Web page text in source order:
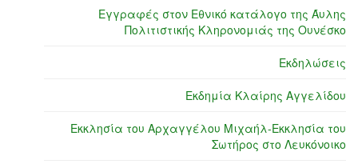
Εγγραφές στον Εθνικό κατάλογο της Άυλης
Πολιτιστικής Κληρονομιάς της Ουνέσκο
Εκδηλώσεις
Εκδημία Κλαίρης Αγγελίδου
Εκκλησία του Αρχαγγέλου Μιχαήλ-Εκκλησία του
Σωτήρος στο Λευκόνοικο